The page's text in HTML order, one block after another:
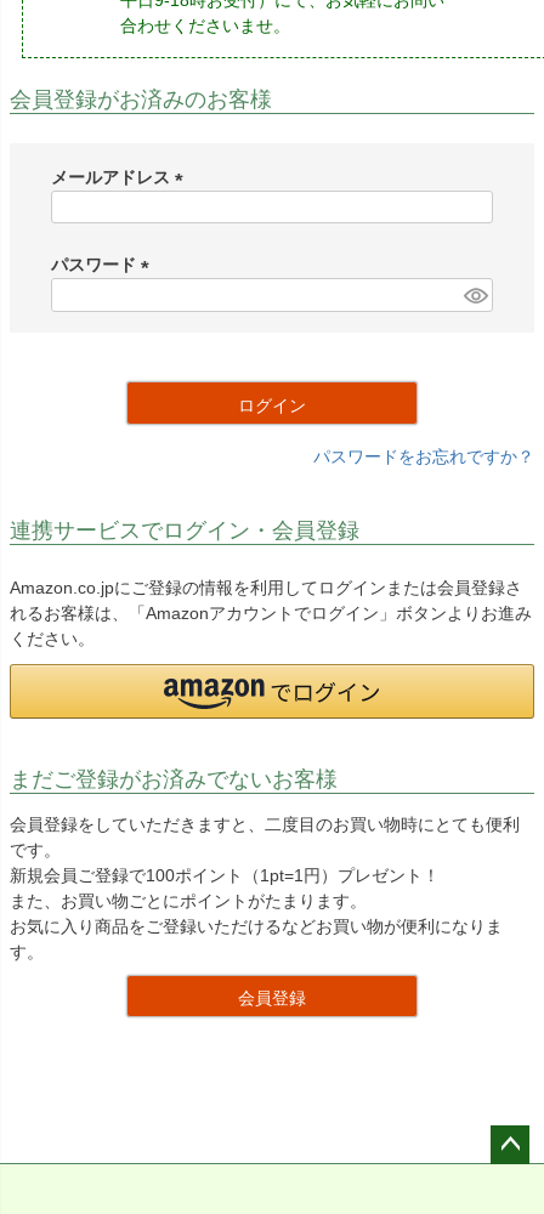
合わせくださいませ。
会員登録がお済みのお客様
メールアドレス
)
パスワード
ログイン
パスワードをお忘れですか？
連携サービスでログイン・会員登録
Amazon.co.jpにご登録の情報を利用してログインまたは会員登録さ
れるお客様は、「Amazonアカウントでログイン」ボタンよりお進み
ください。
まだご登録がお済みでないお客様
会員登録をしていただきますと、二度目のお買い物時にとても便利
です。
新規会員ご登録で100ポイント（1pt=1円）プレゼント！
また、お買い物ごとにポイントがたまります。
お気に入り商品をご登録いただけるなどお買い物が便利になりま
す。
会員登録